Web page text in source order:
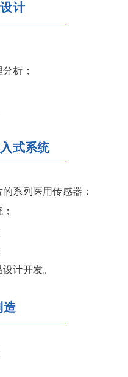
计
析；
式系统
系列医用传感器；
计开发。
造